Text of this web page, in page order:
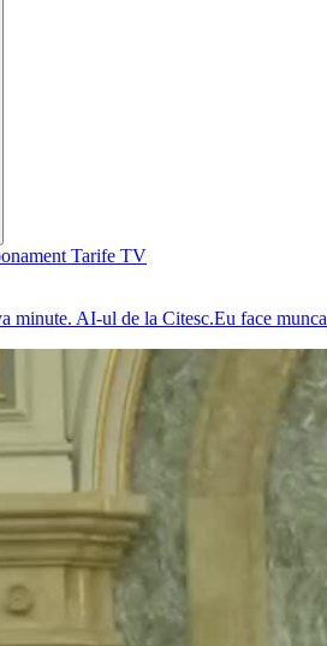
Tarife TV
minute. AI-ul de la Citesc.Eu face